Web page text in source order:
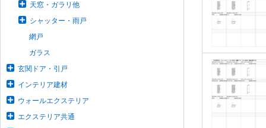
天窓・ガラリ他
シャッター・雨戸
網戸
ガラス
玄関ドア・引戸
インテリア建材
ウォールエクステリア
エクステリア共通